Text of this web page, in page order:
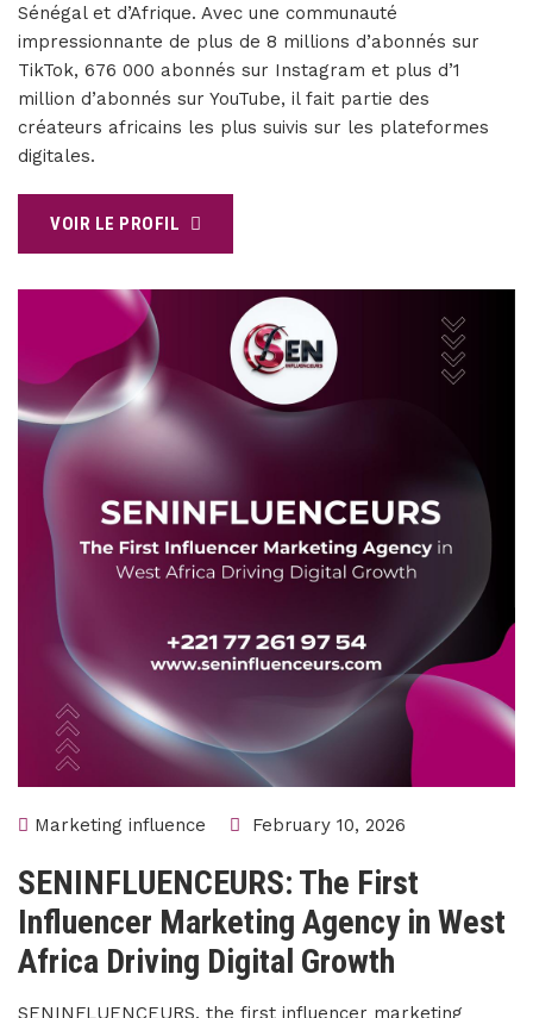
Sénégal et d’Afrique. Avec une communauté
impressionnante de plus de 8 millions d’abonnés sur
TikTok, 676 000 abonnés sur Instagram et plus d’1
million d’abonnés sur YouTube, il fait partie des
créateurs africains les plus suivis sur les plateformes
digitales.
VOIR LE PROFIL
Marketing influence February 10, 2026
SENINFLUENCEURS: The First
Influencer Marketing Agency in West
Africa Driving Digital Growth
SENINFLUENCEURS, the first influencer marketing